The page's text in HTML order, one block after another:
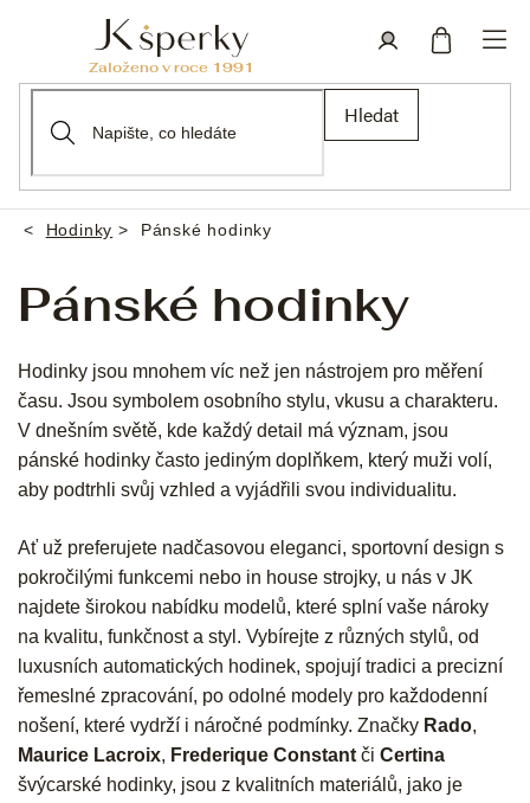
Hledat
Domů
Hodinky Pánské hodinky
Pánské hodinky
Hodinky jsou mnohem víc než jen nástrojem pro měření
času. Jsou symbolem osobního stylu, vkusu a charakteru.
V dnešním světě, kde každý detail má význam, jsou
pánské hodinky často jediným doplňkem, který muži volí,
aby podtrhli svůj vzhled a vyjádřili svou individualitu.
Ať už preferujete nadčasovou eleganci, sportovní design s
pokročilými funkcemi nebo in house strojky, u nás v JK
najdete širokou nabídku modelů, které splní vaše nároky
na kvalitu, funkčnost a styl. Vybírejte z různých stylů, od
luxusních automatických hodinek, spojují tradici a precizní
řemeslné zpracování, po odolné modely pro každodenní
nošení, které vydrží i náročné podmínky. Značky Rado,
Maurice Lacroix, Frederique Constant či Certina
švýcarské hodinky, jsou z kvalitních materiálů, jako je